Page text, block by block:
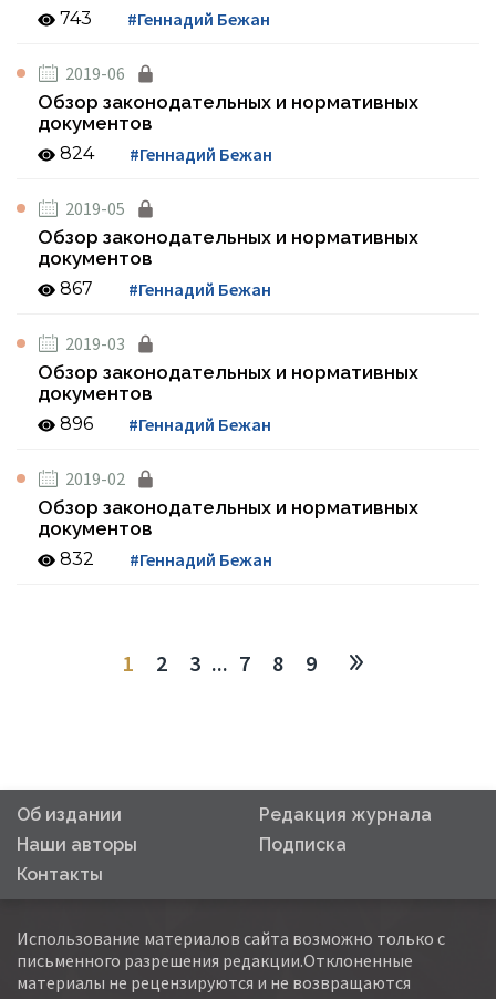
743 #Геннадий Бежан
2019-06
Обзор законодательных и нормативных
документов
824 #Геннадий Бежан
2019-05
Обзор законодательных и нормативных
документов
867 #Геннадий Бежан
2019-03
Обзор законодательных и нормативных
документов
896 #Геннадий Бежан
2019-02
Обзор законодательных и нормативных
документов
832 #Геннадий Бежан
1 2 3 ... 7 8 9
Об издании
Редакция журнала
Наши авторы
Подписка
Контакты
Использование материалов сайта возможно только с
письменного разрешения редакции.Отклоненные
материалы не рецензируются и не возвращаются